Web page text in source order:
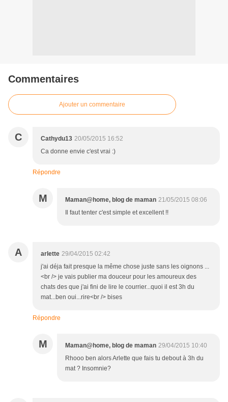
Commentaires
Ajouter un commentaire
C Cathydu13 20/05/2015 16:52
Ca donne envie c'est vrai :)
Répondre
M Maman@home, blog de maman 21/05/2015 08:06
Il faut tenter c'est simple et excellent !!
A arlette 29/04/2015 02:42
j'ai déja fait presque la même chose juste sans les oignons ...
<br /> je vais publier ma douceur pour les amoureux des
chats des que j'ai fini de lire le courrier...quoi il est 3h du
mat...ben oui...rire<br /> bises
Répondre
M Maman@home, blog de maman 29/04/2015 10:40
Rhooo ben alors Arlette que fais tu debout à 3h du
mat ? Insomnie?